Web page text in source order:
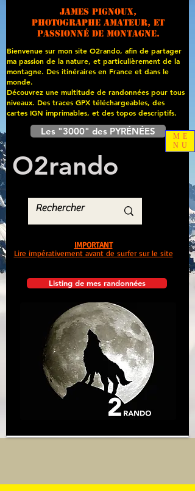
James PIGNOUX,
photographe amateur, et
passionné de montagne.
Bienvenue sur mon site O2rando, afin de partager
ma passion de la nature, et particulièrement de la
montagne. Des itinéraires en France et dans le
monde.
Découvrez une multitude de randonnées pour tous
niveaux. Des traces GPX téléchargeables, des
cartes IGN imprimables, et des topos descriptifs.
Les "3000" des PYRÉNÉES
O2rando
Listing de mes randonnées
IMPORTANT
Lire impérativement avant de surfer sur le site
ME
NU